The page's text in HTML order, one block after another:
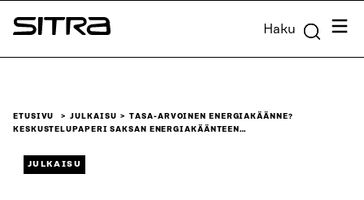
Siirry
suoraan
Sitra Haku
ETUSIVU JULKAISU
TASA-ARVOINEN ENERGIAKÄÄNNE?
KESKUSTELUPAPERI SAKSAN ENERGIAKÄÄNTEEN…
JULKAISU